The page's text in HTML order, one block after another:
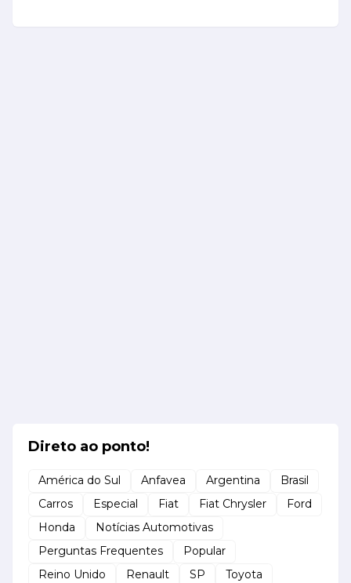
Direto ao ponto!
América do Sul Anfavea Argentina
Brasil
Carros
Especial Fiat Fiat Chrysler
Ford
Honda
Notícias Automotivas
Perguntas Frequentes
Popular
Reino Unido
Renault SP
Toyota